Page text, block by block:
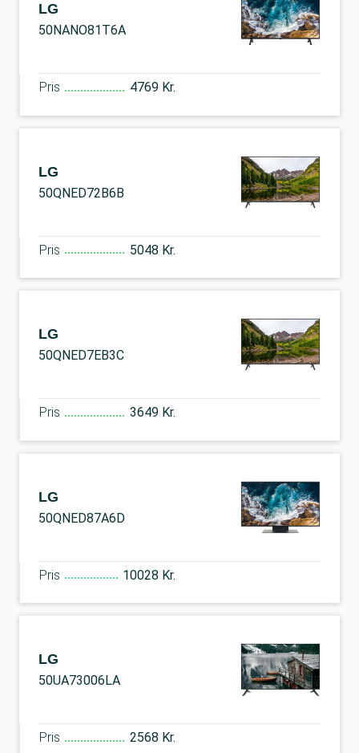
LG
50NANO81T6A
Pris 4769 Kr.
LG
50QNED72B6B
Pris 5048 Kr.
LG
50QNED7EB3C
Pris 3649 Kr.
LG
50QNED87A6D
Pris 10028 Kr.
LG
50UA73006LA
Pris 2568 Kr.